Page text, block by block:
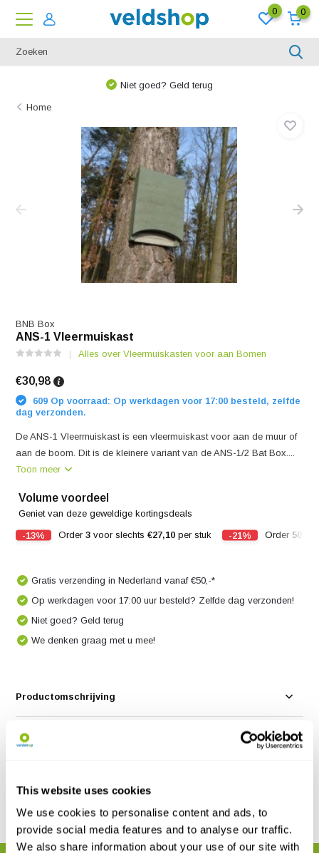
This website uses cookies
We use cookies to personalise content and ads, to
provide social media features and to analyse our traffic.
We also share information about your use of our site with
0 0
Niet goed? Geld terug
Home
BNB Box
ANS-1 Vleermuiskast
Alles over Vleermuiskasten voor aan Bomen
€30,98
609 Op voorraad: Op werkdagen voor 17:00 besteld, zelfde
dag verzonden.
De ANS-1 Vleermuiskast is een vleermuiskast voor aan de muur of
aan de boom. Dit is de kleinere variant van de ANS-1/2 Bat Box....
Toon meer
Volume voordeel
Geniet van deze geweldige kortingsdeals
-13%
Order3 voor slechts€27,10 per stuk -21% Order 50
Gratis verzending in Nederland vanaf €50,-*
Op werkdagen voor 17:00 uur besteld? Zelfde dag verzonden!
Niet goed? Geld terug
We denken graag met u mee!
Productomschrijving
Specificaties
Delen